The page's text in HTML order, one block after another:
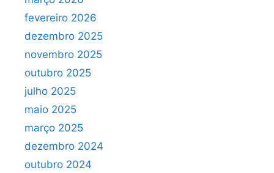
fevereiro 2026
dezembro 2025
novembro 2025
outubro 2025
julho 2025
maio 2025
março 2025
dezembro 2024
outubro 2024